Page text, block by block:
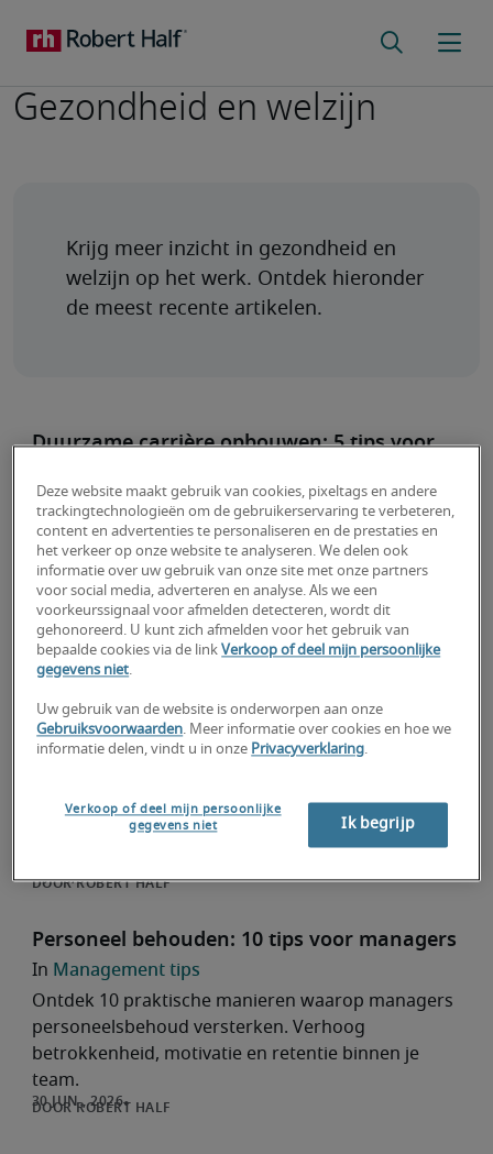
Gezondheid en welzijn
Krijg meer inzicht in gezondheid en
welzijn op het werk. Ontdek hieronder
de meest recente artikelen.
Duurzame carrière opbouwen: 5 tips voor
Ontdek 5 praktische tips om een duurzame
carrière op te bouwen. Vergroot je inzetbaarheid,
blijf jezelf ontwikkelen en investeer in jouw
toekomst.
Je carrière
ROBERT HALF
idee of juist niet?
makkelijker. Maar is dat wel verstandig? De
meningen daarover zijn verdeeld – we zetten er
Je carrière
ROBERT HALF
Personeel behouden: 10 tips voor managers
Ontdek 10 praktische manieren waarop managers
personeelsbehoud versterken. Verhoog
betrokkenheid, motivatie en retentie binnen je
team.
Management tips
ROBERT HALF
Deze website maakt gebruik van cookies, pixeltags en andere
trackingtechnologieën om de gebruikerservaring te verbeteren,
content en advertenties te personaliseren en de prestaties en
het verkeer op onze website te analyseren. We delen ook
informatie over uw gebruik van onze site met onze partners
voor social media, adverteren en analyse. Als we een
voorkeurssignaal voor afmelden detecteren, wordt dit
gehonoreerd. U kunt zich afmelden voor het gebruik van
bepaalde cookies via de linkVerkoop of deel mijn persoonlijke
gegevens niet.
Uw gebruik van de website is onderworpen aan onze
Gebruiksvoorwaarden. Meer informatie over cookies en hoe we
informatie delen, vindt u in onze Privacyverklaring.
Verkoop of deel mijn persoonlijke
gegevens niet
Ik begrijp